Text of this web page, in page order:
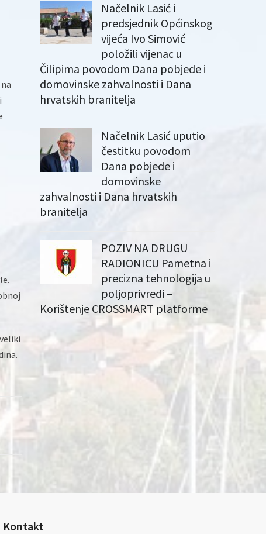
Načelnik Lasić i
predsjednik Općinskog
vijeća Ivo Simović
položili vijenac u
Čilipima povodom Dana pobjede i
domovinske zahvalnosti i Dana
hrvatskih branitelja
Načelnik Lasić uputio
čestitku povodom
Dana pobjede i
domovinske
zahvalnosti i Dana hrvatskih
branitelja
POZIV NA DRUGU
RADIONICU Pametna i
precizna tehnologija u
poljoprivredi –
Korištenje CROSSMART platforme
Kontakt